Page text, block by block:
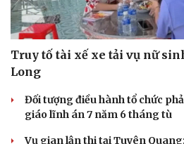
Truy tố tài xế xe tải vụ nữ
Long
Đối tượng điều hành tổ chức
giáo lĩnh án 7 năm 6 tháng tù
Vụ gian lận thi tại Tuyên